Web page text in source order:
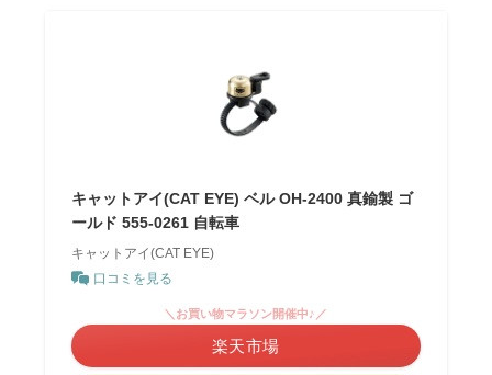
キャットアイ(CAT EYE) ベル OH-2400 真鍮製 ゴ
ールド 555-0261 自転車
キャットアイ(CAT EYE)
口コミを見る
＼お買い物マラソン開催中♪／
楽天市場